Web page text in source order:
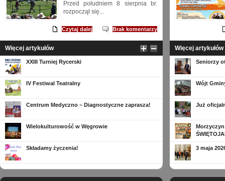
Przed południem 8 sierpnia br.
rozpoczął się...
Czytaj dalej Brak komentarzy
Więcej artykułów
XXIII Turniej Rycerski
IV Festiwal Teatralny
Centrum Medyczno – Diagnostyczne zaprasza!
Wielokulturowość w Węgrowie
Składamy życzenia!
Więcej artykułów
Seniorzy
Wójt
Już
Morzyczyn
3 maja